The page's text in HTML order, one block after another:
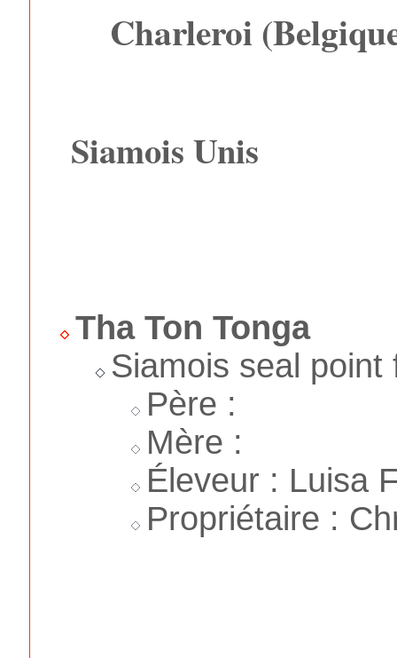
Charleroi
Siamois Unis
Tha Ton Tonga
Siamois seal point
Père :
Mère :
Éleveur : Luisa
Propriétaire :